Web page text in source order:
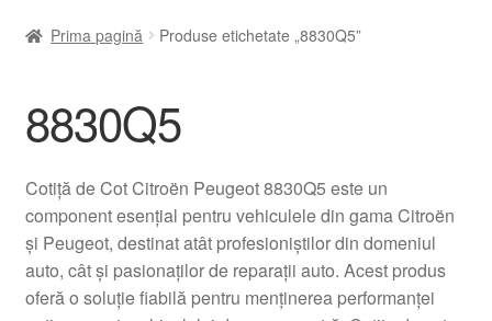
A lua legatura
Contul meu
Despre noi
Finalizare comandă
Prima pagină Produse etichetate „8830Q5”
8830Q5
Cotiță de Cot Citroën Peugeot 8830Q5 este un
component esențial pentru vehiculele din gama Citroën
și Peugeot, destinat atât profesioniștilor din domeniul
auto, cât și pasionaților de reparații auto. Acest produs
oferă o soluție fiabilă pentru menținerea performanței